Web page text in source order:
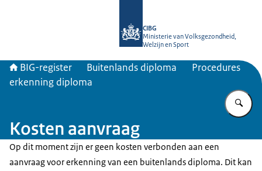
CIBG
Ministerie van Volksgezondheid,
Welzijn en Sport
BIG-register Buitenlands diploma
Procedures
erkenning diploma
Kosten aanvraag
Op dit moment zijn er geen kosten verbonden aan een
aanvraag voor erkenning van een buitenlands diploma. Dit kan